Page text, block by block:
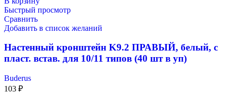
Быстрый просмотр
Сравнить
Добавить в список желаний
Настенный кронштейн K9.2 ПРАВЫЙ, белый, с
пласт. встав. для 10/11 типов (40 шт в уп)
Buderus
103 ₽